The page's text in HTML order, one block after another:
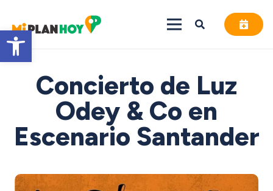
Abrir barra de herramientas
Concierto de Luz
Odey & Co en
Escenario Santander